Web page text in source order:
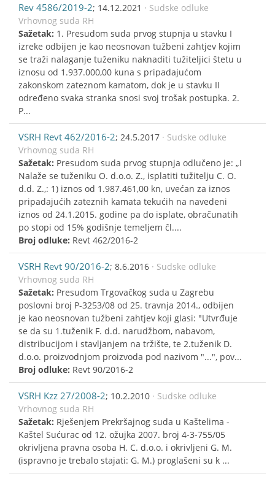
Rev 4586/2019-2; 14.12.2021 · Sudske odluke
Vrhovnog suda RH
Sažetak: 1. Presudom suda prvog stupnja u stavku I
izreke odbijen je kao neosnovan tužbeni zahtjev kojim
se traži nalaganje tuženiku naknaditi tužiteljici štetu u
iznosu od 1.937.000,00 kuna s pripadajućom
zakonskom zateznom kamatom, dok je u stavku II
određeno svaka stranka snosi svoj trošak postupka. 2.
P...
VSRH Revt 462/2016-2; 24.5.2017 · Sudske odluke
Vrhovnog suda RH
Sažetak: Presudom suda prvog stupnja odlučeno je: „I
Nalaže se tuženiku O. d.o.o. Z., isplatiti tužitelju C. O.
d.d. Z.,: 1) iznos od 1.987.461,00 kn, uvećan za iznos
pripadajućih zateznih kamata tekućih na navedeni
iznos od 24.1.2015. godine pa do isplate, obračunatih
po stopi od 15% godišnje temeljem čl....
Broj odluke: Revt 462/2016-2
VSRH Revt 90/2016-2; 8.6.2016 · Sudske odluke
Vrhovnog suda RH
Sažetak: Presudom Trgovačkog suda u Zagrebu
poslovni broj P-3253/08 od 25. travnja 2014., odbijen
je kao neosnovan tužbeni zahtjev koji glasi: "Utvrđuje
se da su 1.tuženik F. d.d. narudžbom, nabavom,
distribucijom i stavljanjem na tržište, te 2.tuženik D.
d.o.o. proizvodnjom proizvoda pod nazivom "...", pov...
Broj odluke: Revt 90/2016-2
VSRH Kzz 27/2008-2; 10.2.2010 · Sudske odluke
Vrhovnog suda RH
Sažetak: Rješenjem Prekršajnog suda u Kaštelima -
Kaštel Sućurac od 12. ožujka 2007. broj 4-3-755/05
okrivljena pravna osoba H. C. d.o.o. i okrivljeni G. M.
(ispravno je trebalo stajati: G. M.) proglašeni su k ...